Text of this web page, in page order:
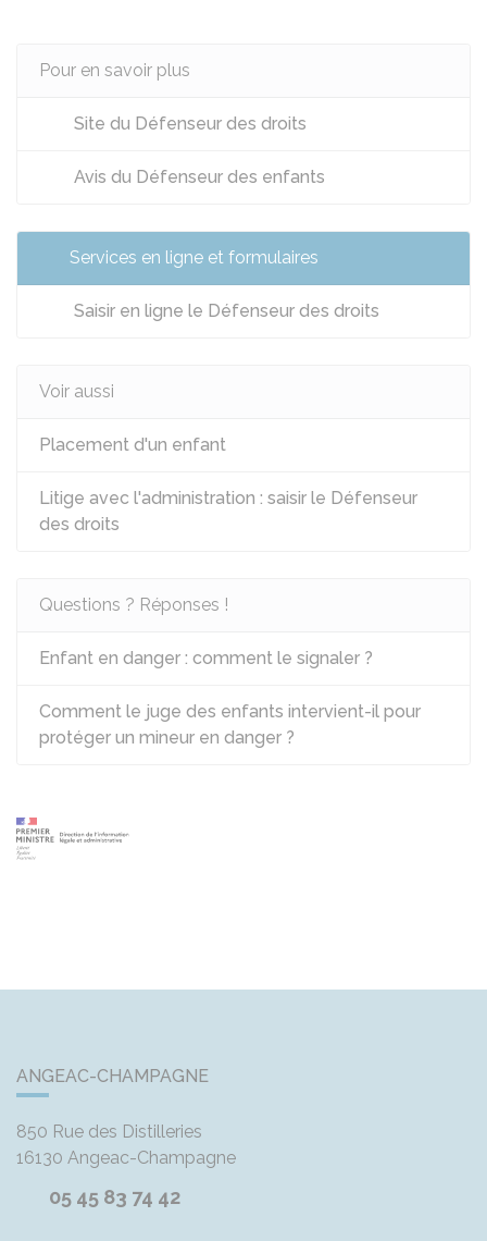
Pour en savoir plus
Site du Défenseur des droits
Avis du Défenseur des enfants
Services en ligne et formulaires
Saisir en ligne le Défenseur des droits
Voir aussi
Placement d'un enfant
Litige avec l'administration : saisir le Défenseur
des droits
Questions ? Réponses !
Enfant en danger : comment le signaler ?
Comment le juge des enfants intervient-il pour
protéger un mineur en danger ?
ANGEAC-CHAMPAGNE
850 Rue des Distilleries
16130 Angeac-Champagne
05 45 83 74 42